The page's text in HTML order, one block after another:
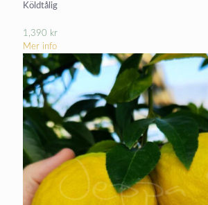
Köldtålig
1,390 kr
Mer info